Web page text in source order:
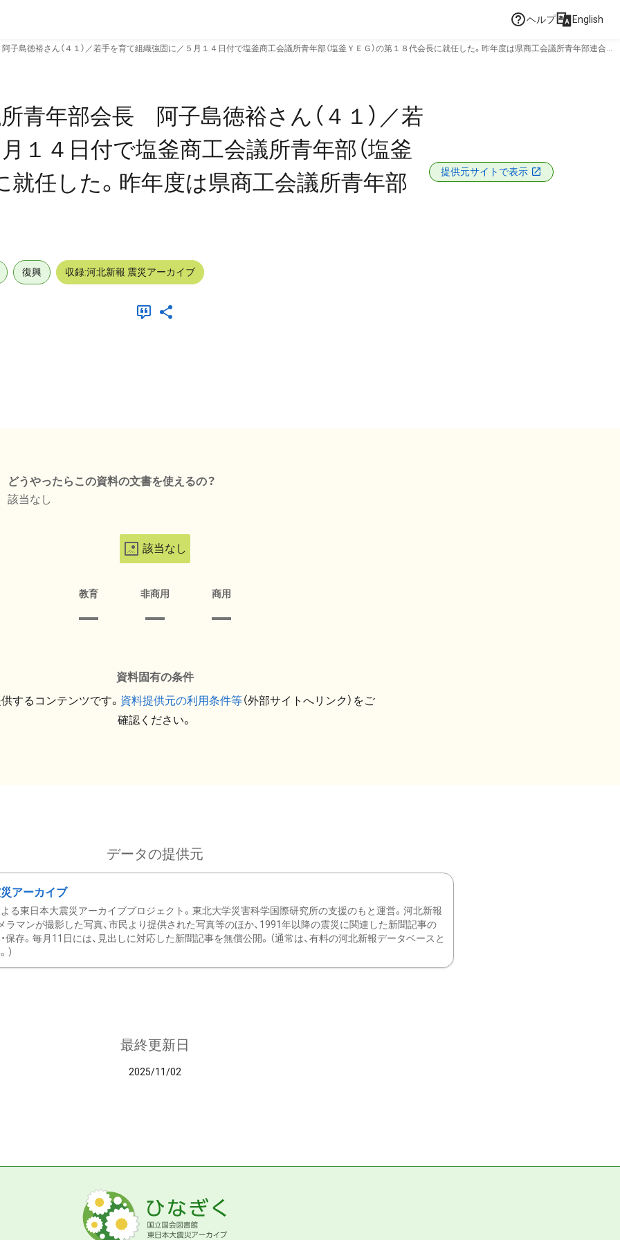
ヘルプ English
島徳裕さん（４１）／若手を育て組織強固に／５月１４日付で塩釜商工会議所青年部（塩釜ＹＥＧ）の第１８代会長に就任した。昨年度は県商工会議所青年部連合会
青年部会長 阿子島徳裕さん（４１）／若
１４日付で塩釜商工会議所青年部（塩釜
就任した。昨年度は県商工会議所青年部
提供元サイトで表示
復興 収録:河北新報 震災アーカイブ
どうやったらこの資料の文書を使えるの？
該当なし
該当なし
教育 非商用 商用
資料固有の条件
するコンテンツです。 資料提供元の利用条件等（外部サイトへリンク）をご
確認ください。
データの提供元
アーカイブ
る東日本大震災アーカイブプロジェクト。東北大学災害科学国際研究所の支援のもと運営。河北新報
ラマンが撮影した写真、市民より提供された写真等のほか、1991年以降の震災に関連した新聞記事の
保存。毎月11日には、見出しに対応した新聞記事を無償公開。（通常は、有料の河北新報データベースと
）
最終更新日
2025/11/02